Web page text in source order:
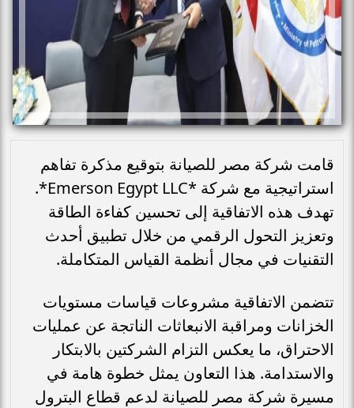
قامت شركة مصر للصيانة بتوقيع مذكرة تفاهم
استراتيجية مع شركة *Emerson Egypt LLC*.
تهدف هذه الاتفاقية إلى تحسين كفاءة الطاقة
وتعزيز التحول الرقمي من خلال تطبيق أحدث
التقنيات في مجال أنظمة القياس المتكاملة.
تتضمن الاتفاقية مشروعات قياسات مستويات
الخزانات ومراقبة الانبعاثات الناتجة عن عمليات
الاحتراق، ما يعكس التزام الشركتين بالابتكار
والاستدامة. هذا التعاون يمثل خطوة هامة في
مسيرة شركة مصر للصيانة لدعم قطاع البترول